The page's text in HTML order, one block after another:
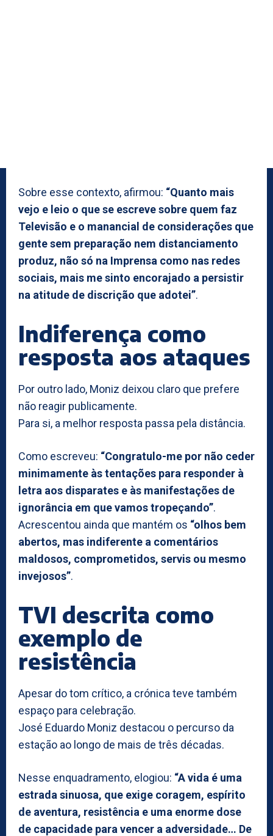
Sobre esse contexto, afirmou: “Quanto mais
vejo e leio o que se escreve sobre quem faz
Televisão e o manancial de considerações que
gente sem preparação nem distanciamento
produz, não só na Imprensa como nas redes
sociais, mais me sinto encorajado a persistir
na atitude de discrição que adotei”.
Indiferença como
resposta aos ataques
Por outro lado, Moniz deixou claro que prefere
não reagir publicamente.
Para si, a melhor resposta passa pela distância.
Como escreveu: “Congratulo-me por não ceder
minimamente às tentações para responder à
letra aos disparates e às manifestações de
ignorância em que vamos tropeçando”.
Acrescentou ainda que mantém os “olhos bem
abertos, mas indiferente a comentários
maldosos, comprometidos, servis ou mesmo
invejosos”.
TVI descrita como
exemplo de
resistência
Apesar do tom crítico, a crónica teve também
espaço para celebração.
José Eduardo Moniz destacou o percurso da
estação ao longo de mais de três décadas.
Nesse enquadramento, elogiou: “A vida é uma
estrada sinuosa, que exige coragem, espírito
de aventura, resistência e uma enorme dose
de capacidade para vencer a adversidade… De